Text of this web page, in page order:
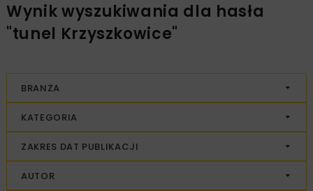
Wynik wyszukiwania dla hasła
"tunel Krzyszkowice"
BRANŻA
KATEGORIA
ZAKRES DAT PUBLIKACJI
AUTOR